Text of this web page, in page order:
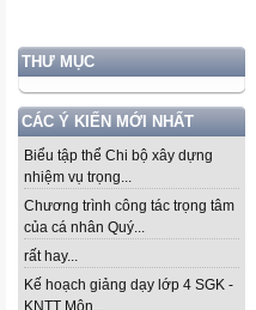
THƯ MỤC
CÁC Ý KIẾN MỚI NHẤT
Biểu tập thể Chi bộ xây dựng
nhiệm vụ trọng...
Chương trình công tác trọng tâm
của cá nhân Quý...
rất hay...
Kế hoạch giảng dạy lớp 4 SGK -
KNTT Môn...